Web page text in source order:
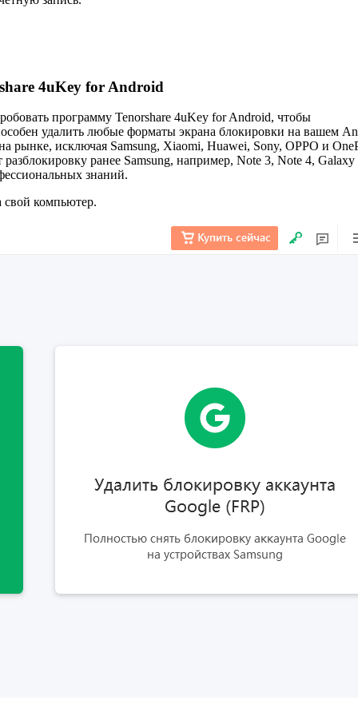
4uKey for Android
программу Tenorshare 4uKey for Android, чтобы
удалить любые форматы экрана блокировки на вашем
рынке, исключая Samsung, Xiaomi, Huawei, Sony, OPPO и
ранее Samsung, например, Note 3, Note 4, Galaxy
знаний.
свой компьютер.